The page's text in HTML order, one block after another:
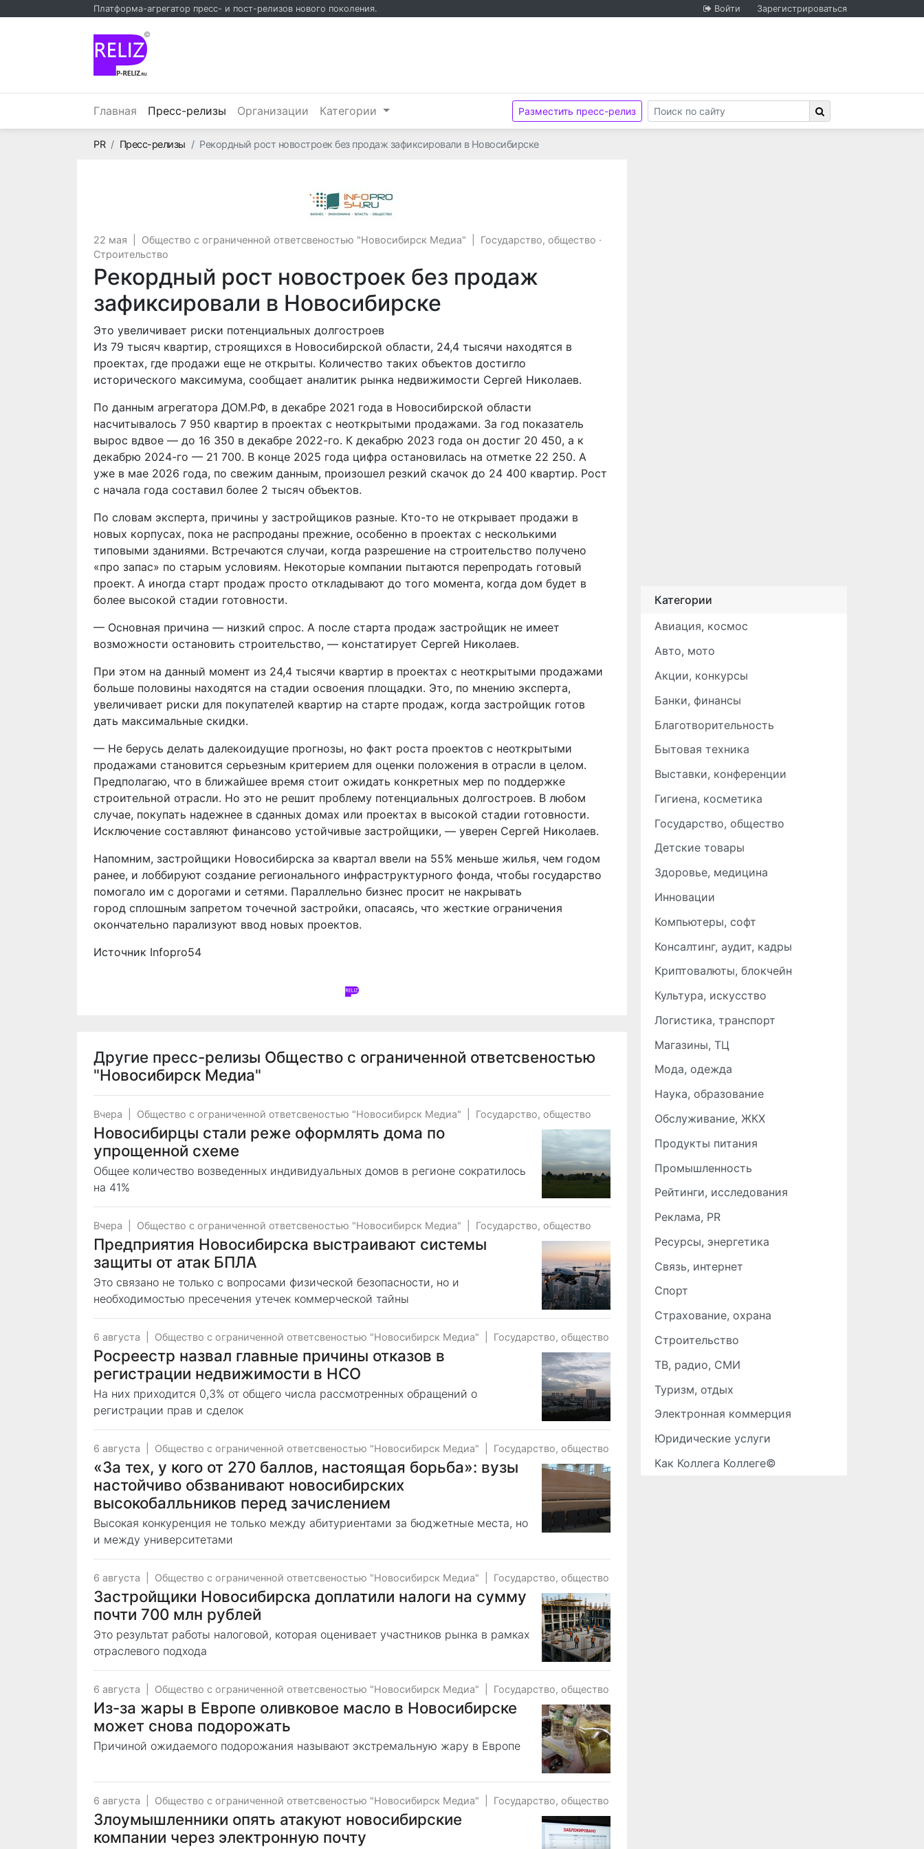
Платформа-агрегатор пресс- и пост-релизов нового поколения. Войти Зарегистрироваться
©
Главная Пресс-релизы (текущий)
Организации Категории Разместить пресс-релиз
PRГлавная
Пресс-релизы Рекордный рост новостроек без продаж зафиксировали в Новосибирске
22 мая Общество с ограниченной ответсвеностью "Новосибирск Медиа" Государство, общество ·
Строительство
Рекордный рост новостроек без продаж
зафиксировали в Новосибирске
Это увеличивает риски потенциальных долгостроев
Из 79 тысяч квартир, строящихся в Новосибирской области, 24,4 тысячи находятся в
проектах, где продажи еще не открыты. Количество таких объектов достигло
исторического максимума, сообщает аналитик рынка недвижимости Сергей Николаев.
По данным агрегатора ДОМ.РФ, в декабре 2021 года в Новосибирской области
насчитывалось 7 950 квартир в проектах с неоткрытыми продажами. За год показатель
вырос вдвое — до 16 350 в декабре 2022-го. К декабрю 2023 года он достиг 20 450, а к
декабрю 2024-го — 21 700. В конце 2025 года цифра остановилась на отметке 22 250. А
уже в мае 2026 года, по свежим данным, произошел резкий скачок до 24 400 квартир. Рост
с начала года составил более 2 тысяч объектов.
По словам эксперта, причины у застройщиков разные. Кто-то не открывает продажи в
новых корпусах, пока не распроданы прежние, особенно в проектах с несколькими
типовыми зданиями. Встречаются случаи, когда разрешение на строительство получено
«про запас» по старым условиям. Некоторые компании пытаются перепродать готовый
проект. А иногда старт продаж просто откладывают до того момента, когда дом будет в
более высокой стадии готовности.
— Основная причина — низкий спрос. А после старта продаж застройщик не имеет
возможности остановить строительство, — констатирует Сергей Николаев.
При этом на данный момент из 24,4 тысячи квартир в проектах с неоткрытыми продажами
больше половины находятся на стадии освоения площадки. Это, по мнению эксперта,
увеличивает риски для покупателей квартир на старте продаж, когда застройщик готов
дать максимальные скидки.
— Не берусь делать далекоидущие прогнозы, но факт роста проектов с неоткрытыми
продажами становится серьезным критерием для оценки положения в отрасли в целом.
Предполагаю, что в ближайшее время стоит ожидать конкретных мер по поддержке
строительной отрасли. Но это не решит проблему потенциальных долгостроев. В любом
случае, покупать надежнее в сданных домах или проектах в высокой стадии готовности.
Исключение составляют финансово устойчивые застройщики, — уверен Сергей Николаев.
Напомним, застройщики Новосибирска за квартал ввели на 55% меньше жилья, чем годом
ранее, и лоббируют создание регионального инфраструктурного фонда, чтобы государство
помогало им с дорогами и сетями. Параллельно бизнес просит не накрывать
город сплошным запретом точечной застройки, опасаясь, что жесткие ограничения
окончательно парализуют ввод новых проектов.
Источник Infopro54
Другие пресс-релизы Общество с ограниченной ответсвеностью
"Новосибирск Медиа"
Вчера Общество с ограниченной ответсвеностью "Новосибирск Медиа" Государство, общество
Новосибирцы стали реже оформлять дома по
упрощенной схеме
Общее количество возведенных индивидуальных домов в регионе сократилось
на 41%
Вчера Общество с ограниченной ответсвеностью "Новосибирск Медиа" Государство, общество
Предприятия Новосибирска выстраивают системы
защиты от атак БПЛА
Это связано не только с вопросами физической безопасности, но и
необходимостью пресечения утечек коммерческой тайны
6 августа Общество с ограниченной ответсвеностью "Новосибирск Медиа" Государство, общество
Росреестр назвал главные причины отказов в
регистрации недвижимости в НСО
На них приходится 0,3% от общего числа рассмотренных обращений о
регистрации прав и сделок
6 августа Общество с ограниченной ответсвеностью "Новосибирск Медиа" Государство, общество
«За тех, у кого от 270 баллов, настоящая борьба»: вузы
настойчиво обзванивают новосибирских
высокобалльников перед зачислением
Высокая конкуренция не только между абитуриентами за бюджетные места, но
и между университетами
6 августа Общество с ограниченной ответсвеностью "Новосибирск Медиа" Государство, общество
Застройщики Новосибирска доплатили налоги на сумму
почти 700 млн рублей
Это результат работы налоговой, которая оценивает участников рынка в рамках
отраслевого подхода
6 августа Общество с ограниченной ответсвеностью "Новосибирск Медиа" Государство, общество
Из-за жары в Европе оливковое масло в Новосибирске
может снова подорожать
Причиной ожидаемого подорожания называют экстремальную жару в Европе
6 августа Общество с ограниченной ответсвеностью "Новосибирск Медиа" Государство, общество
Злоумышленники опять атакуют новосибирские
компании через электронную почту
Категории
Авиация, космос
Авто, мото
Акции, конкурсы
Банки, финансы
Благотворительность
Бытовая техника
Выставки, конференции
Гигиена, косметика
Государство, общество
Детские товары
Здоровье, медицина
Инновации
Компьютеры, софт
Консалтинг, аудит, кадры
Криптовалюты, блокчейн
Культура, искусство
Логистика, транспорт
Магазины, ТЦ
Мода, одежда
Наука, образование
Обслуживание, ЖКХ
Продукты питания
Промышленность
Рейтинги, исследования
Реклама, PR
Ресурсы, энергетика
Связь, интернет
Спорт
Страхование, охрана
Строительство
ТВ, радио, СМИ
Туризм, отдых
Электронная коммерция
Юридические услуги
Как Коллега Коллеге©